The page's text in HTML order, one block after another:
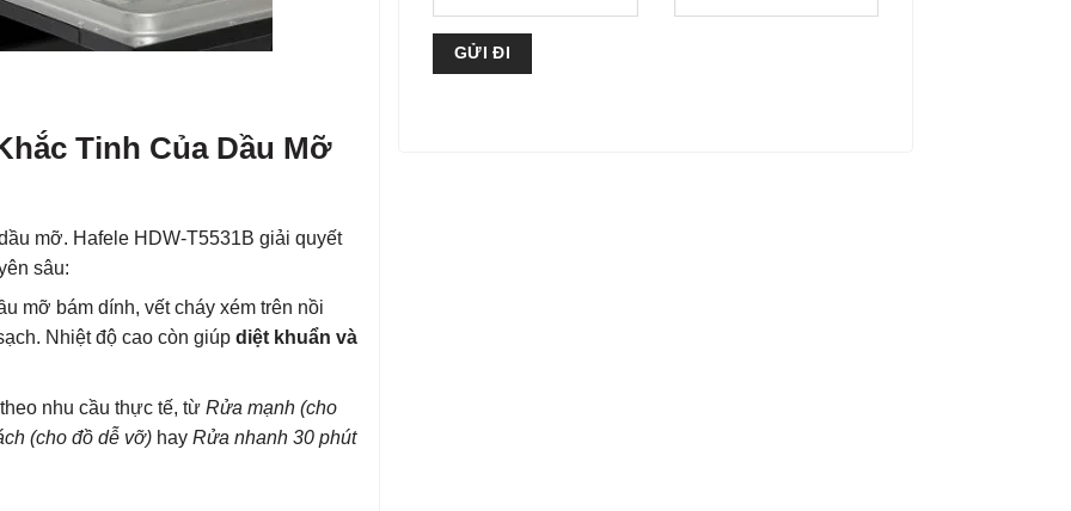
Tinh Của Dầu Mỡ
mỡ. Hafele HDW-T5531B giải quyết
sâu:
mỡ bám dính, vết cháy xém trên nồi
Nhiệt độ cao còn giúp diệt khuẩn và
nhu cầu thực tế, từ Rửa mạnh (cho
(cho đồ dễ vỡ)hay Rửa nhanh 30 phút